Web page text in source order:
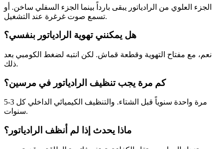
الجزء العلوي من الرادياتور يبقى بارداً بينما الجزء السفلي ساخن. أو
تسمع صوت غرغرة عند التشغيل.
هل يمكنني تهوية الرادياتور بنفسي؟
نعم، مع مفتاح التهوية وقطعة قماش. لكن انتبه لضغط الكومبي بعد
ذلك.
كم مرة يجب تنظيف الرادياتور في مرسين؟
مرة واحدة سنوياً قبل الشتاء. والتنظيف الكيميائي الداخلي كل 3-5
سنوات.
ماذا يحدث إذا لم أنظف الرادياتور؟